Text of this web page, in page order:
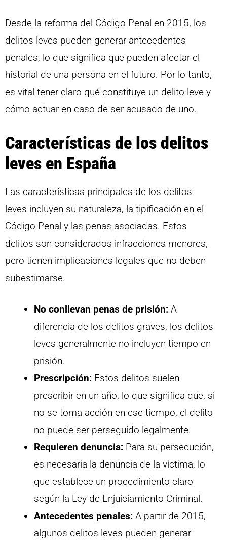
Desde la reforma del Código Penal en 2015, los
delitos leves pueden generar antecedentes
penales, lo que significa que pueden afectar el
historial de una persona en el futuro. Por lo tanto,
es vital tener claro qué constituye un delito leve y
cómo actuar en caso de ser acusado de uno.
Características de los delitos
leves en España
Las características principales de los delitos
leves incluyen su naturaleza, la tipificación en el
Código Penal y las penas asociadas. Estos
delitos son considerados infracciones menores,
pero tienen implicaciones legales que no deben
subestimarse.
No conllevan penas de prisión: A
diferencia de los delitos graves, los delitos
leves generalmente no incluyen tiempo en
prisión.
Prescripción: Estos delitos suelen
prescribir en un año, lo que significa que, si
no se toma acción en ese tiempo, el delito
no puede ser perseguido legalmente.
Requieren denuncia: Para su persecución,
es necesaria la denuncia de la víctima, lo
que establece un procedimiento claro
según la Ley de Enjuiciamiento Criminal.
Antecedentes penales: A partir de 2015,
algunos delitos leves pueden generar